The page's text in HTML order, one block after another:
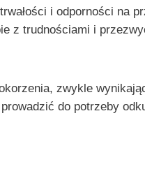
i odporności na
z trudnościami i
zwykle
do potrzeby